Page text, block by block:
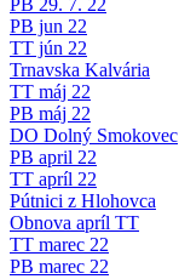
PB 29. 7. 22
PB jun 22
TT jún 22
Trnavska Kalvária
TT máj 22
PB máj 22
DO Dolný Smokovec
PB april 22
TT apríl 22
Pútnici z Hlohovca
Obnova apríl TT
TT marec 22
PB marec 22